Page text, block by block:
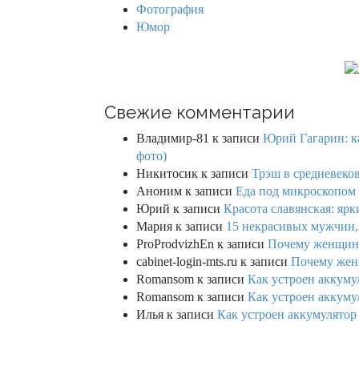
Фотография
Юмор
Свежие комментарии
Владимир-81 к записи Юрий Гагарин:
фото)
Никитосик к записи Трэш в
Аноним к записи Еда под микроскопом
Юрий к записи Красота славянская:
Мария к записи 15 некрасивых
ProProdvizhEn к записи Почему
cabinet-login-mts.ru к записи Почему
Romansom к записи Как устроен
Romansom к записи Как устроен
Илья к записи Как устроен